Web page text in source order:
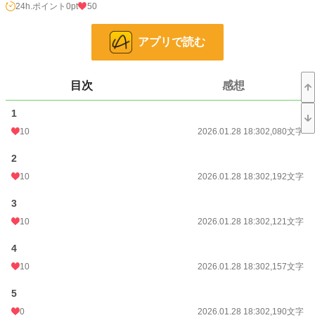
228,930 位 / 228,930 件
66,394 位 / 66,394 件
24h.ポイント 0 pt
初回公開日時
週間ポイント
月間ポイント
年間ポイント
累計ポイント
24h.ポイント 0pt 50
アプリで読む
目次 感想
1
10 2026.01.28 18:302,080文字
2
10 2026.01.28 18:302,192文字
3
10 2026.01.28 18:302,121文字
4
10 2026.01.28 18:302,157文字
5
0 2026.01.28 18:302,190文字